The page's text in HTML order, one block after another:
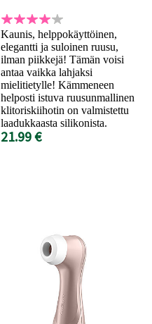
Kaunis, helppokäyttöinen,
elegantti ja suloinen ruusu,
ilman piikkejä! Tämän voisi
antaa vaikka lahjaksi
mielitietylle! Kämmeneen
helposti istuva ruusunmallinen
klitoriskiihotin on valmistettu
laadukkaasta silikonista.
21.99 €